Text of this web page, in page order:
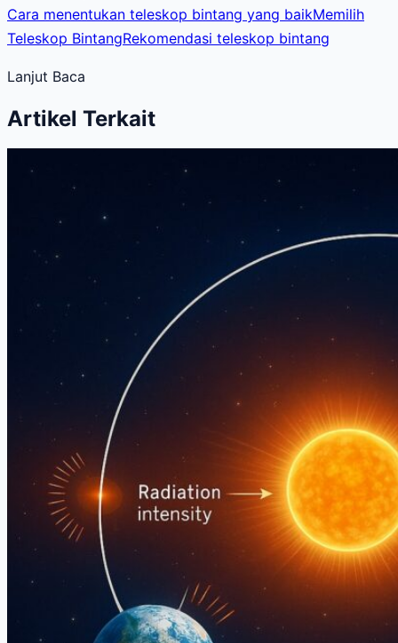
Cara menentukan teleskop bintang yang baikMemilih
Teleskop BintangRekomendasi teleskop bintang
Lanjut Baca
Artikel Terkait